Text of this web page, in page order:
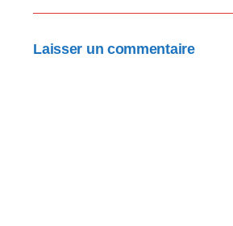
Laisser un commentaire